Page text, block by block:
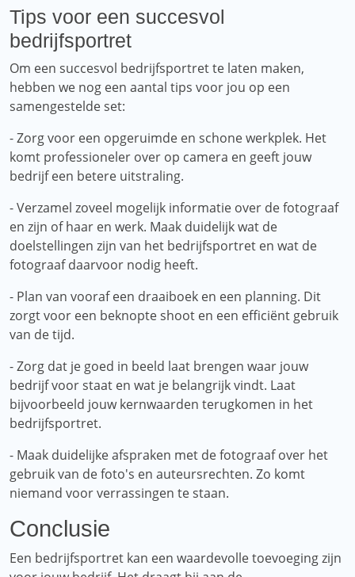
Tips voor een succesvol
bedrijfsportret
Om een ​​succesvol bedrijfsportret te laten maken,
hebben we nog een aantal tips voor jou op een
samengestelde set:
- Zorg voor een opgeruimde en schone werkplek. Het
komt professioneler over op camera en geeft jouw
bedrijf een betere uitstraling.
- Verzamel zoveel mogelijk informatie over de fotograaf
en zijn of haar en werk. Maak duidelijk wat de
doelstellingen zijn van het bedrijfsportret en wat de
fotograaf daarvoor nodig heeft.
- Plan van vooraf een draaiboek en een planning. Dit
zorgt voor een beknopte shoot en een efficiënt gebruik
van de tijd.
- Zorg dat je goed in beeld laat brengen waar jouw
bedrijf voor staat en wat je belangrijk vindt. Laat
bijvoorbeeld jouw kernwaarden terugkomen in het
bedrijfsportret.
- Maak duidelijke afspraken met de fotograaf over het
gebruik van de foto's en auteursrechten. Zo komt
niemand voor verrassingen te staan.
Conclusie
Een bedrijfsportret kan een waardevolle toevoeging zijn